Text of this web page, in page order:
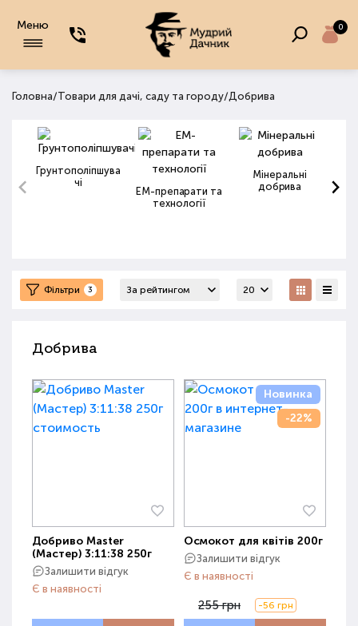
Меню 0
Головна/Товари для дачі, саду та городу/Добрива
Грунтополіпшува
чі
ЕМ-препарати та
технології
Мінеральні
добрива
Фільтри 3
Добрива
Добриво Master
(Мастер) 3:11:38 250г
Залишити відгук
Є в наявності
Новинка
-22%
Осмокот для квітів 200г
Залишити відгук
Є в наявності
255 грн -56 грн